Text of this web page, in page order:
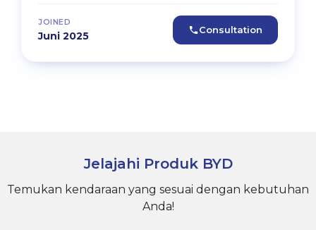
JOINED
Juni 2025 Consultation
Jelajahi Produk BYD
Temukan kendaraan yang sesuai dengan kebutuhan
Anda!